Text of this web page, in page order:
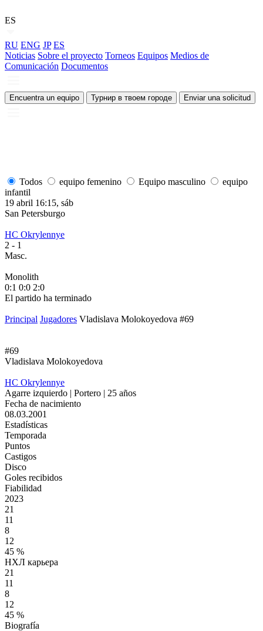
ES
RU ENG JP ES
Noticias Sobre el proyecto Torneos Equipos Medios de
Comunicación Documentos
Encuentra un equipo Турнир в твоем городе Enviar una solicitud
Todos equipo femenino Equipo masculino
equipo
infantil
19 abril 16:15, sáb
San Petersburgo
HC Okrylennye
2 - 1
Masc.
Monolith
0:1 0:0 2:0
El partido ha terminado
Principal Jugadores Vladislava Molokoyedova #69
#69
Vladislava Molokoyedova
HC Okrylennye
Agarre izquierdo | Portero | 25 años
Fecha de nacimiento
08.03.2001
Estadísticas
Temporada
Puntos
Castigos
Disco
Goles recibidos
Fiabilidad
2023
21
11
8
12
45 %
НХЛ карьера
21
11
8
12
45 %
Biografía